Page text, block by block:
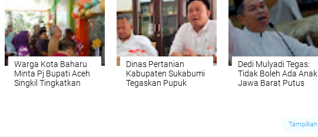
Rekonstruksi
Serta Keterlambatan
Pembayaran
Kewajiban
Pemerintah
Kabupaten Bogor
Warga Kota Baharu
Minta Pj Bupati Aceh
Singkil Tingkatkan
Dinas Pertanian
Kabupaten Sukabumi
Tegaskan Pupuk
Dedi Mulyadi Tegas:
Tidak Boleh Ada Anak
Jawa Barat Putus
Tampilkan